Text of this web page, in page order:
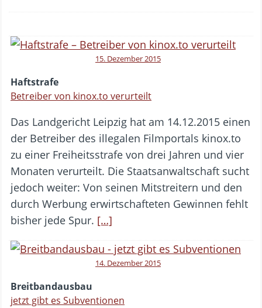
15. Dezember 2015
Haftstrafe
Betreiber von kinox.to verurteilt
Das Landgericht Leipzig hat am 14.12.2015 einen
der Betreiber des illegalen Filmportals kinox.to
zu einer Freiheitsstrafe von drei Jahren und vier
Monaten verurteilt. Die Staatsanwaltschaft sucht
jedoch weiter: Von seinen Mitstreitern und den
durch Werbung erwirtschafteten Gewinnen fehlt
bisher jede Spur. […]
14. Dezember 2015
Breitbandausbau
jetzt gibt es Subventionen